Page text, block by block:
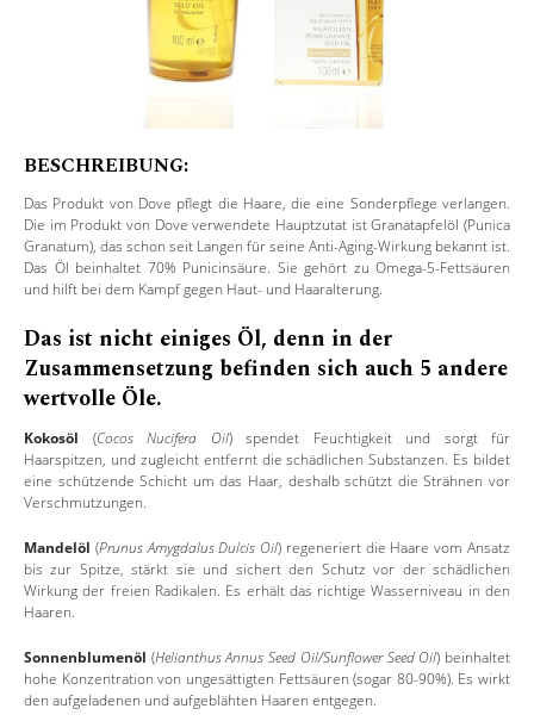
BESCHREIBUNG:
Das Produkt von Dove pflegt die Haare, die eine Sonderpflege verlangen.
Die im Produkt von Dove verwendete Hauptzutat ist Granatapfelöl (Punica
Granatum), das schon seit Langen für seine Anti-Aging-Wirkung bekannt ist.
Das Öl beinhaltet 70% Punicinsäure. Sie gehört zu Omega-5-Fettsäuren
und hilft bei dem Kampf gegen Haut- und Haaralterung.
Das ist nicht einiges Öl, denn in der
Zusammensetzung befinden sich auch 5 andere
wertvolle Öle.
Kokosöl (Cocos Nucifera Oil) spendet Feuchtigkeit und sorgt für
Haarspitzen, und zugleicht entfernt die schädlichen Substanzen. Es bildet
eine schützende Schicht um das Haar, deshalb schützt die Strähnen vor
Verschmutzungen.
Mandelöl (Prunus Amygdalus Dulcis Oil) regeneriert die Haare vom Ansatz
bis zur Spitze, stärkt sie und sichert den Schutz vor der schädlichen
Wirkung der freien Radikalen. Es erhält das richtige Wasserniveau in den
Haaren.
Sonnenblumenöl (Helianthus Annus Seed Oil/Sunflower Seed Oil) beinhaltet
hohe Konzentration von ungesättigten Fettsäuren (sogar 80-90%). Es wirkt
den aufgeladenen und aufgeblähten Haaren entgegen.